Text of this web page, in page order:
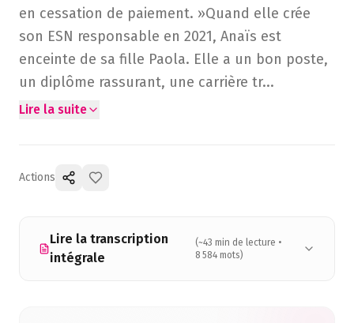
en cessation de paiement. »Quand elle crée
son ESN responsable en 2021, Anaïs est
enceinte de sa fille Paola. Elle a un bon poste,
un diplôme rassurant, une carrière tr...
Lire la suite
Actions
Lire la transcription
intégrale
(~43 min de lecture •
8 584 mots)